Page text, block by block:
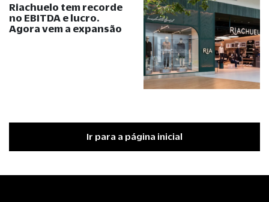
Riachuelo tem recorde
no EBITDA e lucro.
Agora vem a expansão
Ir para a página inicial